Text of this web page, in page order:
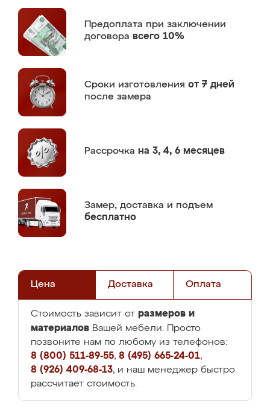
Предоплата при заключении
договора всего 10%
Сроки изготовления от 7 дней
после замера
Рассрочка на 3, 4, 6 месяцев
Замер, доставка и подъем
бесплатно
Цена Доставка Оплата
Стоимость зависит от размеров и
материалов Вашей мебели. Просто
позвоните нам по любому из телефонов:
8 (800) 511-89-55, 8 (495) 665-24-01,
8 (926) 409-68-13, и наш менеджер быстро
рассчитает стоимость.